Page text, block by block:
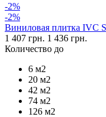
-2%
-2%
Виниловая плитка IVC
1 407 грн. 1 436 грн.
Количество до
6 м2
20 м2
42 м2
74 м2
126 м2